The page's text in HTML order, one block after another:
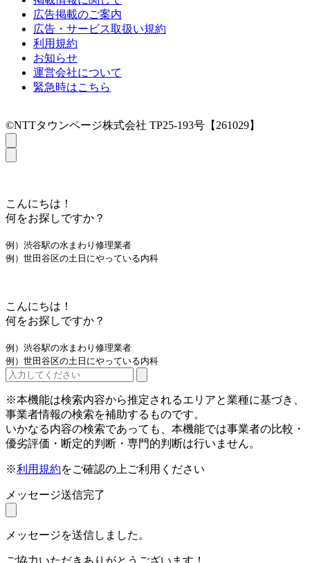
広告掲載のご案内
広告・サービス取扱い規約
利用規約
お知らせ
運営会社について
緊急時はこちら
©NTTタウンページ株式会社 TP25-193号【261029】
こんにちは！
何をお探しですか？
例）渋谷駅の水まわり修理業者
例）世田谷区の土日にやっている内科
こんにちは！
何をお探しですか？
例）渋谷駅の水まわり修理業者
例）世田谷区の土日にやっている内科
※本機能は検索内容から推定されるエリアと業種に基づき、
事業者情報の検索を補助するものです。
いかなる内容の検索であっても、本機能では事業者の比較・
優劣評価・断定的判断・専門的判断は行いません。
※利用規約をご確認の上ご利用ください
メッセージ送信完了
メッセージを送信しました。
ご協力いただきありがとうございます！